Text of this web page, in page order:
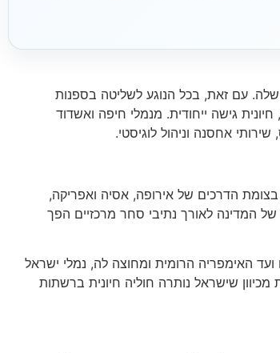
עם זאת, בכל הנוגע לשליטה בספנות
גישה ייחודית. מנמלי חיפה ואשדוד
אחסנה וניהול לוגיסטי.
בצומת הדרכים של אירופה, אסיה ואפריקה,
המדינה לאורך נתיבי סחר מרכזיים הפך
האימפריה הרומית ומחוצה לה, נמלי ישראל
שישראל נותרה חוליה חיונית ברשתות